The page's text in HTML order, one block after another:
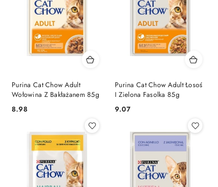
Purina Cat Chow Adult
Wołowina Z Bakłażanem 85g
Cena:
8.98
Purina Cat Chow Adult Łosoś
I Zielona Fasolka 85g
Cena:
9.07